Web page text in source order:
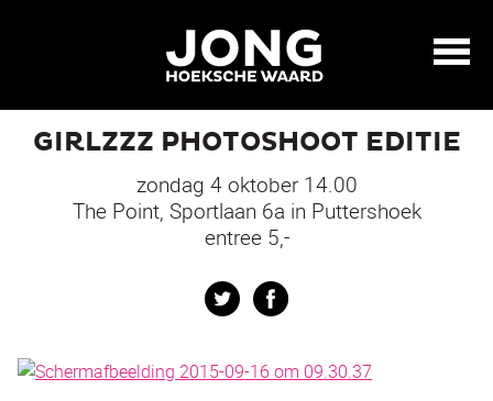
GIRLZZZ PHOTOSHOOT EDITIE
zondag 4 oktober 14.00
The Point, Sportlaan 6a in Puttershoek
entree 5,-
Twitter